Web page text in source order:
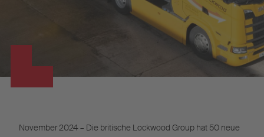
November 2024 – Die britische Lockwood Group hat 50 neue